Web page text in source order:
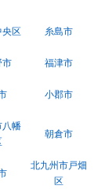
区 糸島市
市 福津市
小郡市
八幡
朝倉市
北九州市戸畑
区